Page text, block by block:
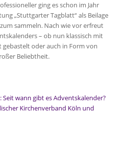
ging es schon im Jahr
„Stuttgarter Tagblatt“ als Beilage
sammeln. Nach wie vor erfreut
– ob nun klassisch mit
oder auch in Form von
Beliebtheit.
Seit wann gibt es Adventskalender?
Kirchenverband Köln und